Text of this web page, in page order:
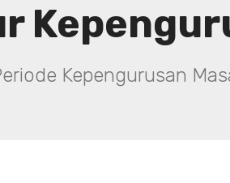
Kepengurusan